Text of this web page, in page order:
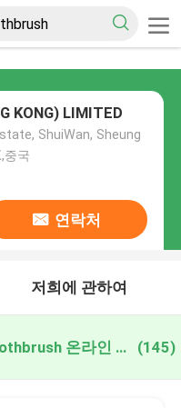
KONG) LIMITED
ShuiWan, Sheung
중국
연락처
저희에 관하여
sonic ipx7 waterproof toothbrush 온라인 제조 (145)